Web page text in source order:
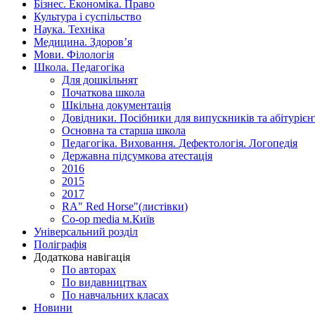
Бізнес. Економіка. Право
Культура і суспільство
Наука. Техніка
Медицина. Здоров’я
Мови. Філологія
Школа. Педагогіка
Для дошкільнят
Початкова школа
Шкільна документація
Довідники. Посібники для випускників та
Основна та старша школа
Педагогіка. Виховання. Дефектологія. Логопедія
Державна підсумкова атестація
2016
2015
2017
RA" Red Horse"(листівки)
Co-op media м.Київ
Універсальний розділ
Поліграфія
Додаткова навігація
По авторах
По видавництвах
По навчальних класах
Новини